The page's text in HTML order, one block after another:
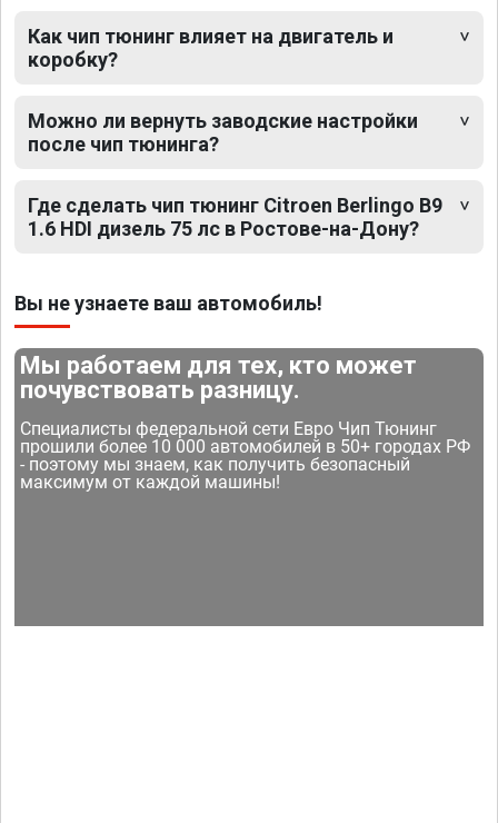
Как чип тюнинг влияет на двигатель и
коробку?
Можно ли вернуть заводские настройки
после чип тюнинга?
Где сделать чип тюнинг Citroen Berlingo B9
1.6 HDI дизель 75 лс в Ростове-на-Дону?
Вы не узнаете ваш автомобиль!
Мы работаем для тех, кто может
почувствовать разницу.
Специалисты федеральной сети Евро Чип Тюнинг
прошили более 10 000 автомобилей в 50+ городах РФ
- поэтому мы знаем, как получить безопасный
максимум от каждой машины!